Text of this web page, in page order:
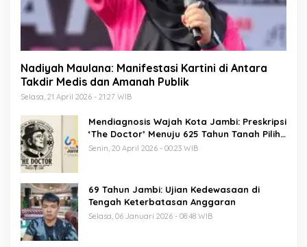
Nadiyah Maulana: Manifestasi Kartini di Antara
Takdir Medis dan Amanah Publik
Selasa, 21 April 2026 - 21:27 WIB
Mendiagnosis Wajah Kota Jambi: Preskripsi
‘The Doctor’ Menuju 625 Tahun Tanah Pilih
Pusako Batuah
Senin, 20 April 2026 - 00:23 WIB
69 Tahun Jambi: Ujian Kedewasaan di
Tengah Keterbatasan Anggaran
Selasa, 06 Januari 2026 - 08:48 WIB